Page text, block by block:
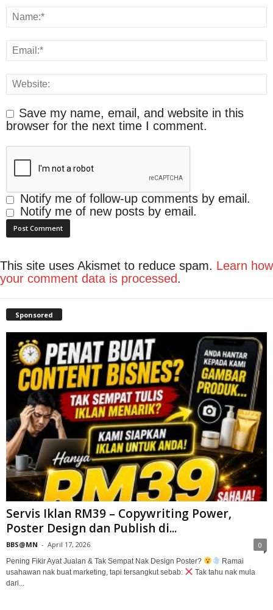
Save my name, email, and website in this
browser for the next time I comment.
Notify me of follow-up comments by email.
Notify me of new posts by email.
This site uses Akismet to reduce spam. Learn how
your comment data is processed.
Sponsored
Servis Iklan RM39 – Copywriting Power,
Poster Design dan Publish di...
BBS@MN - April 17, 2026 0
Pening Fikir Ayat Jualan & Tak Sempat Nak Design Poster?
Ramai
usahawan nak buat marketing, tapi tersangkut sebab:
Tak tahu nak mula
dari...